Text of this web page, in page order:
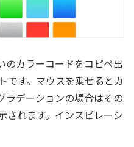
カラーコードをコピペ出
です。マウスを乗せるとカ
ラデーションの場合はその
されます。インスピレーシ